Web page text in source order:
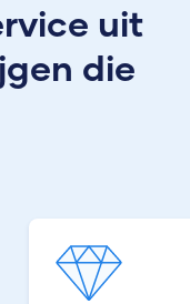
uit
die
heeft als
onderzoeker
bij Tilburg
en is nu
Lilianne